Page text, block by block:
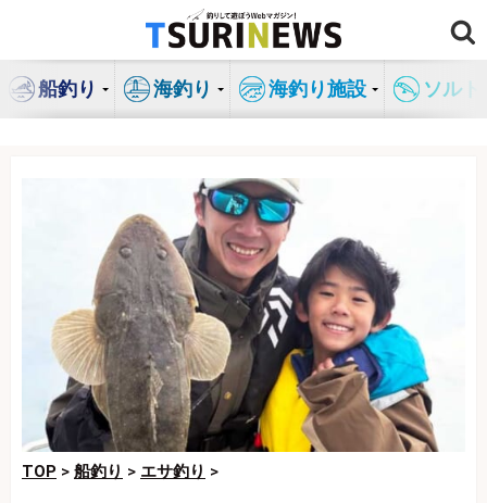
ン
船釣り 海釣り 海釣り施設 ソル
TOP > 船釣り > エサ釣り >